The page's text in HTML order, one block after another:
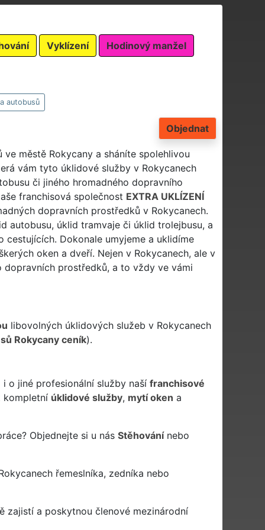
Vyklízení Hodinový manžel
autobusů
Objednat
městě Rokycany a sháníte spolehlivou
vám tyto úklidové služby v Rokycanech
či jiného hromadného dopravního
franchisová společnost EXTRA UKLÍZENÍ
dopravních prostředků v Rokycanech.
autobusu, úklid tramvaje či úklid trolejbusu, a
Dokonale umyjeme a uklidíme
oken a dveří. Nejen v Rokycanech, ale v
prostředků, a to vždy ve vámi
libovolných úklidových služeb v Rokycanech
Rokycany ceník).
o jiné profesionální služby naší franchisové
kompletní úklidové služby, mytí oken a
Objednejte si u nás Stěhovánínebo
řemeslníka, zedníka nebo
zajistí a poskytnou členové mezinárodní